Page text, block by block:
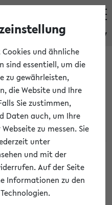
eKVV
an jetzt
gefunden!
innerhalb der nächsten 2
werden nur Termine,
Cookies und ähnliche
sind essentiell, um die
zu gewährleisten,
die Website und Ihre
Sie zustimmen,
Daten auch, um Ihre
zu messen. Sie
unter
und mit der
Auf der Seite
Informationen zu den